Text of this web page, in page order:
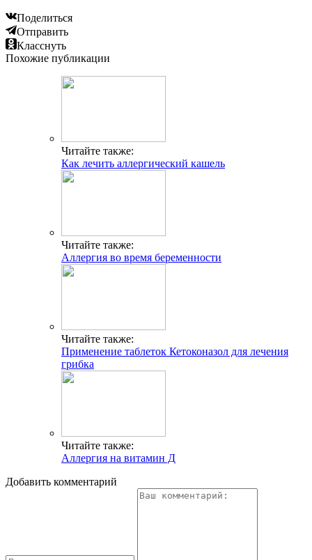
Поделиться
Отправить
Класснуть
Похожие публикации
Читайте также:
Как лечить аллергический кашель
Читайте также:
Аллергия во время беременности
Читайте также:
Применение таблеток Кетоконазол для лечения
грибка
Читайте также:
Аллергия на витамин Д
Добавить комментарий